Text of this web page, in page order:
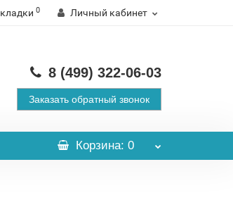
0 Личный кабинет
8 (499) 322-06-03
Заказать обратный звонок
Корзина: 0